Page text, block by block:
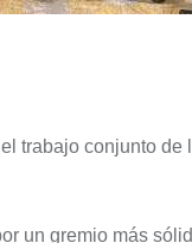
trabajo conjunto
un gremio más